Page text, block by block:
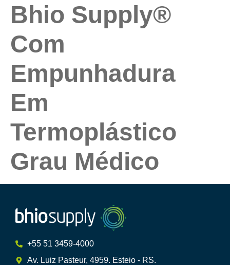
Bhio Supply®
Com
Empunhadura
Em
Termoplástico
Grau Médico
+55 51 3459-4000
Av. Luiz Pasteur, 4959. Esteio - RS.